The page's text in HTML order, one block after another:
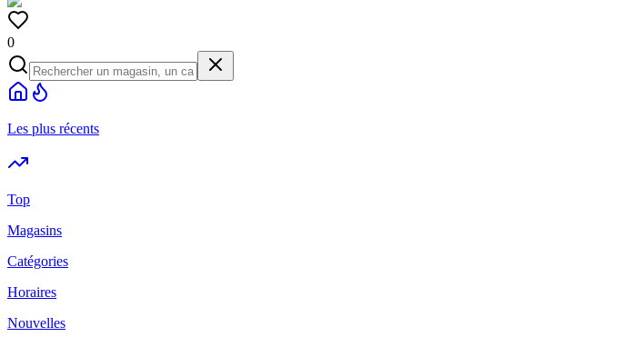
0
Les plus récents
Top
Magasins
Catégories
Horaires
Nouvelles